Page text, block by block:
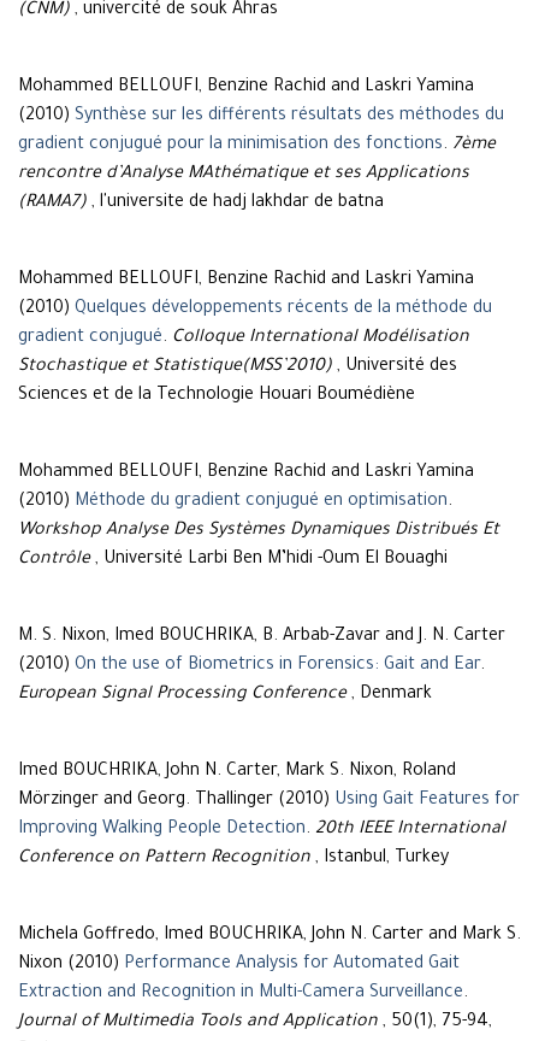
(CNM) , univercité de souk Ahras
Mohammed BELLOUFI, Benzine Rachid and Laskri Yamina
(2010) Synthèse sur les différents résultats des méthodes du
gradient conjugué pour la minimisation des fonctions. 7ème
rencontre d’Analyse MAthématique et ses Applications
(RAMA7) , l'universite de hadj lakhdar de batna
Mohammed BELLOUFI, Benzine Rachid and Laskri Yamina
(2010) Quelques développements récents de la méthode du
gradient conjugué. Colloque International Modélisation
Stochastique et Statistique(MSS’2010) , Université des
Sciences et de la Technologie Houari Boumédiène
Mohammed BELLOUFI, Benzine Rachid and Laskri Yamina
(2010) Méthode du gradient conjugué en optimisation.
Workshop Analyse Des Systèmes Dynamiques Distribués Et
Contrôle, Université Larbi Ben M’hidi -Oum El Bouaghi
M. S. Nixon, Imed BOUCHRIKA, B. Arbab-Zavar and J. N. Carter
(2010) On the use of Biometrics in Forensics: Gait and Ear.
European Signal Processing Conference, Denmark
Imed BOUCHRIKA, John N. Carter, Mark S. Nixon, Roland
Mörzinger and Georg. Thallinger (2010) Using Gait Features for
Improving Walking People Detection. 20th IEEE International
Conference on Pattern Recognition , Istanbul, Turkey
Michela Goffredo, Imed BOUCHRIKA, John N. Carter and Mark S.
Nixon (2010) Performance Analysis for Automated Gait
Extraction and Recognition in Multi-Camera Surveillance.
Journal of Multimedia Tools and Application , 50(1), 75-94,